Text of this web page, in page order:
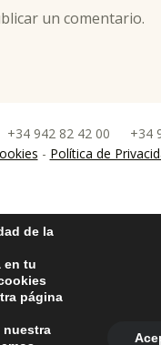
un comentario.
+34 942 82 42 00 +34
- Política de
de la
en tu
página
nuestra